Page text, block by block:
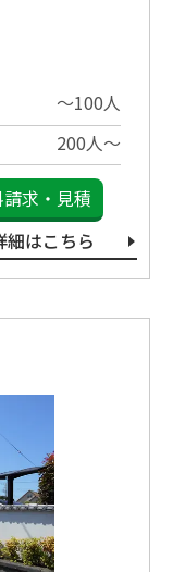
〜100⼈
200⼈〜
求・見積
細はこちら